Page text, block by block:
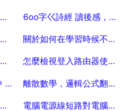
2025-07-29
是不是千足金怎麼鑑別，千足金怎麼辨別 6oo字巜詩經 讀後感，詩經讀後感300字，急
2025-07-29
網頁的字突然變得很小怎麼辦？ 關於如何在學習時候不受差同學干擾的問題
2025-07-29
喜歡工藝品的人性格怎麼的 怎麼檢視登入路由器使用者有多少？
2025-07-29
我的電腦 在開始選單中 找不到 執行 該怎麼辦 離散數學，邏輯公式翻譯，求解救命考試中 100
2025-07-29
幾道離散數學題，急求。答完再追加200懸賞！ 100 電腦電源線短路對電腦有什麼影響